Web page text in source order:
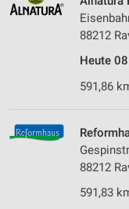
88212
Heute
591,86
88212
591,83